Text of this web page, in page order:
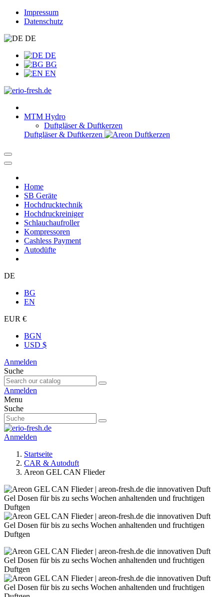
Impressum
Datenschutz
DE
DE
BG
EN
MTM Hydro
Duftgläser & Duftkerzen
Duftgläser & Duftkerzen
Home
SB Geräte
Hochdrucktechnik
Hochdruckreiniger
Schlauchaufroller
Kompressoren
Cashless Payment
Autodüfte
DE
BG
EN
EUR €
BGN
USD $
Anmelden
Suche
Anmelden
Menu
Suche
Anmelden
Startseite
CAR & Autoduft
Areon GEL CAN Flieder